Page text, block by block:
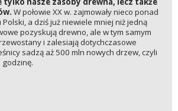
W połowie XX w. zajmowały nieco ponad
a dziś już niewiele mniej niż jedną
pozyskują drewno, ale w tym samym
i zalesiają dotychczasowe
sadzą aż 500 mln nowych drzew, czyli